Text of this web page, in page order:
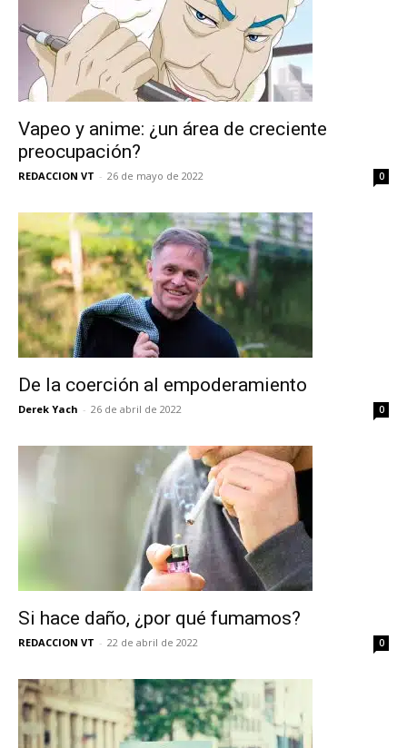
Vapeo y anime: ¿un área de creciente
preocupación?
REDACCION VT - 26 de mayo de 2022 0
De la coerción al empoderamiento
Derek Yach - 26 de abril de 2022 0
Si hace daño, ¿por qué fumamos?
REDACCION VT - 22 de abril de 2022 0